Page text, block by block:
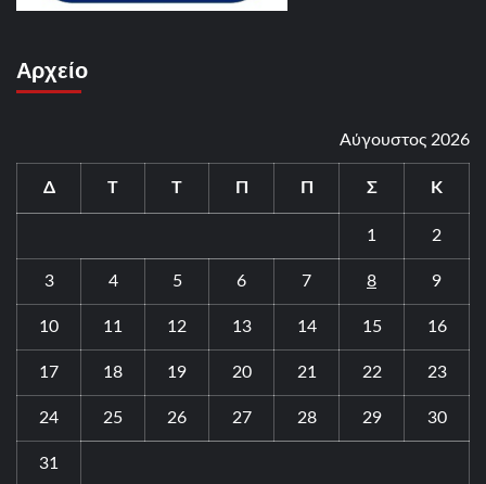
Αρχείο
Αύγουστος 2026
Δ Τ Τ Π Π Σ Κ
1 2
3 4 5 6 7 8 9
10 11 12 13 14 15 16
17 18 19 20 21 22 23
24 25 26 27 28 29 30
31